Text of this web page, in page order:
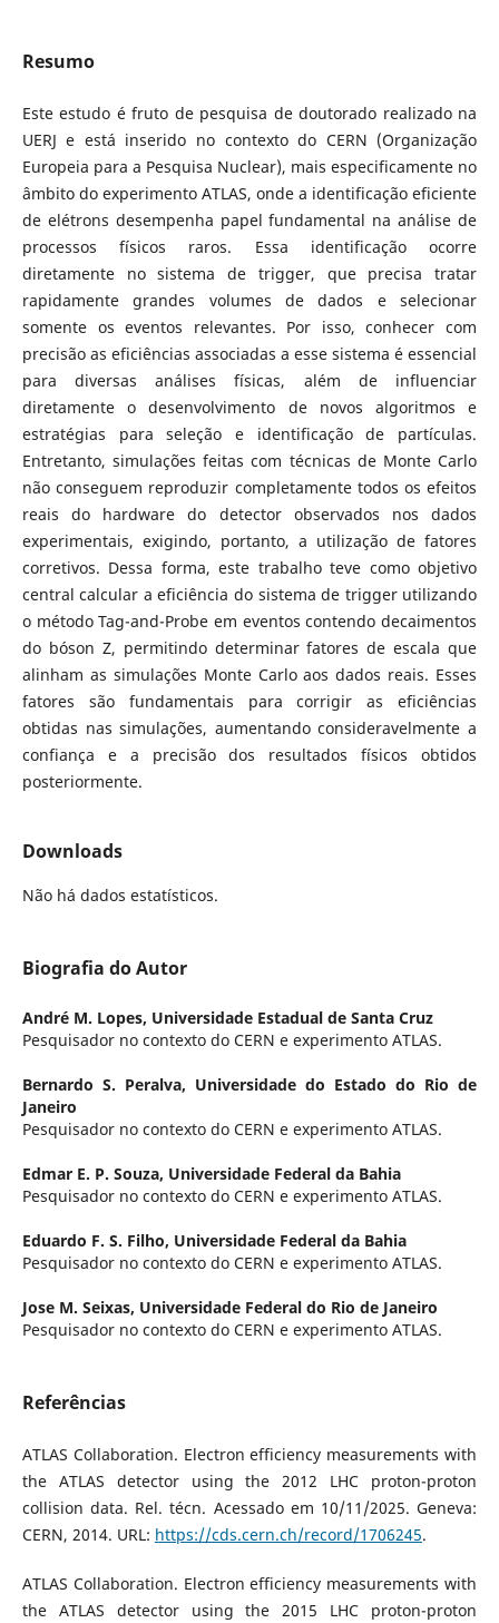
Resumo
Este estudo é fruto de pesquisa de doutorado realizado na
UERJ e está inserido no contexto do CERN (Organização
Europeia para a Pesquisa Nuclear), mais especificamente no
âmbito do experimento ATLAS, onde a identificação eficiente
de elétrons desempenha papel fundamental na análise de
processos físicos raros. Essa identificação ocorre
diretamente no sistema de trigger, que precisa tratar
rapidamente grandes volumes de dados e selecionar
somente os eventos relevantes. Por isso, conhecer com
precisão as eficiências associadas a esse sistema é essencial
para diversas análises físicas, além de influenciar
diretamente o desenvolvimento de novos algoritmos e
estratégias para seleção e identificação de partículas.
Entretanto, simulações feitas com técnicas de Monte Carlo
não conseguem reproduzir completamente todos os efeitos
reais do hardware do detector observados nos dados
experimentais, exigindo, portanto, a utilização de fatores
corretivos. Dessa forma, este trabalho teve como objetivo
central calcular a eficiência do sistema de trigger utilizando
o método Tag-and-Probe em eventos contendo decaimentos
do bóson Z, permitindo determinar fatores de escala que
alinham as simulações Monte Carlo aos dados reais. Esses
fatores são fundamentais para corrigir as eficiências
obtidas nas simulações, aumentando consideravelmente a
confiança e a precisão dos resultados físicos obtidos
posteriormente.
Downloads
Não há dados estatísticos.
Biografia do Autor
André M. Lopes, Universidade Estadual de Santa Cruz
Pesquisador no contexto do CERN e experimento ATLAS.
Bernardo S. Peralva, Universidade do Estado do Rio de
Janeiro
Pesquisador no contexto do CERN e experimento ATLAS.
Edmar E. P. Souza, Universidade Federal da Bahia
Pesquisador no contexto do CERN e experimento ATLAS.
Eduardo F. S. Filho, Universidade Federal da Bahia
Pesquisador no contexto do CERN e experimento ATLAS.
Jose M. Seixas, Universidade Federal do Rio de Janeiro
Pesquisador no contexto do CERN e experimento ATLAS.
Referências
ATLAS Collaboration. Electron efficiency measurements with
the ATLAS detector using the 2012 LHC proton-proton
collision data. Rel. técn. Acessado em 10/11/2025. Geneva:
CERN, 2014. URL: https://cds.cern.ch/record/1706245.
ATLAS Collaboration. Electron efficiency measurements with
the ATLAS detector using the 2015 LHC proton-proton